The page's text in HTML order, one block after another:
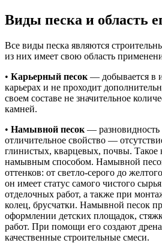
Виды песка и область
Все виды песка являются
из них имеет свою область
• Карьерный песок — добывается в
карьерах и не проходит
своем составе не значительное
камней.
• Намывной песок — разновидность
отличительное свойство —
глинистых, кварцевых, почвы. Такое
намывным способом. Намывной
оттенков: от светло-серого до
он имеет статус самого чистого
отделочных работ, а также при
колец, брусчатки. Намывной песок
оформлении детских площадок,
работ. При помощи его создают
качественные строительные смеси.